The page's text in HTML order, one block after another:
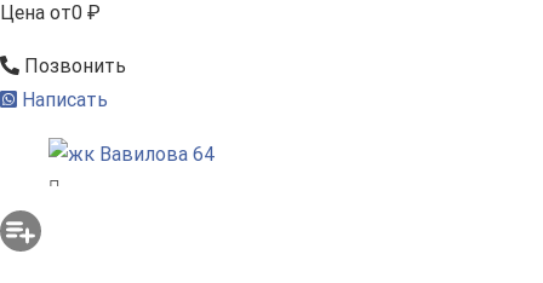
Цена от0 ₽
Позвонить
Написать